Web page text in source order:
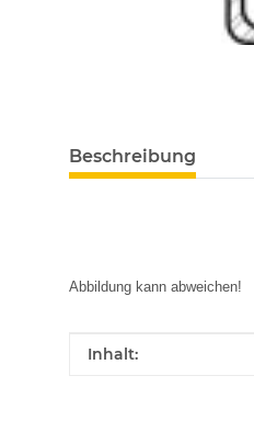
Beschreibung
Abbildung kann abweichen!
Produkteigenschaft
Wert
Inhalt: